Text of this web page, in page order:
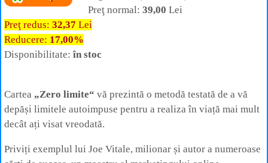
Preţ normal: 39,00 Lei
Preţ redus: 32,37 Lei
Reducere: 17,00%
Disponibilitate:în stoc
Cartea „Zero limite“ vă prezintă o metodă testată de a vă
depăși limitele autoimpuse pentru a realiza în viață mai mult
decât ați visat vreodată.
Priviți exemplul lui Joe Vitale, milionar și autor a numeroase